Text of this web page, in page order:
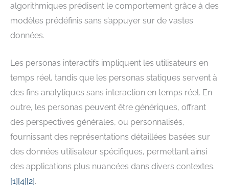
algorithmiques prédisent le comportement grâce à des
modèles prédéfinis sans s’appuyer sur de vastes
données.
Les personas interactifs impliquent les utilisateurs en
temps réel, tandis que les personas statiques servent à
des fins analytiques sans interaction en temps réel. En
outre, les personas peuvent être génériques, offrant
des perspectives générales, ou personnalisés,
fournissant des représentations détaillées basées sur
des données utilisateur spécifiques, permettant ainsi
des applications plus nuancées dans divers contextes.
[1] [4] [2].